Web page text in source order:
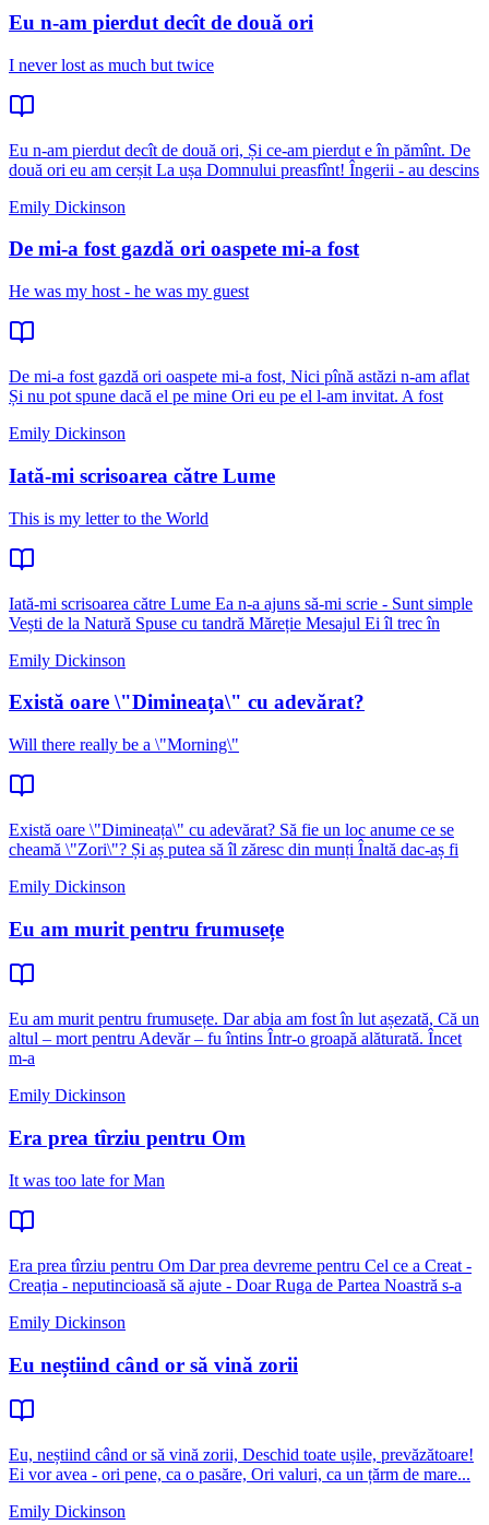
Eu n-am pierdut decît de două ori
I never lost as much but twice
Eu n-am pierdut decît de două ori, Și ce-am pierdut e în pămînt. De
două ori eu am cerșit La ușa Domnului preasfînt! Îngerii - au descins
Emily Dickinson
De mi-a fost gazdă ori oaspete mi-a fost
He was my host - he was my guest
De mi-a fost gazdă ori oaspete mi-a fost, Nici pînă astăzi n-am aflat
Și nu pot spune dacă el pe mine Ori eu pe el l-am invitat. A fost
Emily Dickinson
Iată-mi scrisoarea către Lume
This is my letter to the World
Iată-mi scrisoarea către Lume Ea n-a ajuns să-mi scrie - Sunt simple
Vești de la Natură Spuse cu tandră Măreție Mesajul Ei îl trec în
Emily Dickinson
Există oare \"Dimineața\" cu adevărat?
Will there really be a \"Morning\"
Există oare \"Dimineața\" cu adevărat? Să fie un loc anume ce se
cheamă \"Zori\"? Și aș putea să îl zăresc din munți Înaltă dac-aș fi
Emily Dickinson
Eu am murit pentru frumusețe
Eu am murit pentru frumusețe. Dar abia am fost în lut așezată, Că un
altul – mort pentru Adevăr – fu întins Într-o groapă alăturată. Încet
m-a
Emily Dickinson
Era prea tîrziu pentru Om
It was too late for Man
Era prea tîrziu pentru Om Dar prea devreme pentru Cel ce a Creat -
Creația - neputincioasă să ajute - Doar Ruga de Partea Noastră s-a
Emily Dickinson
Eu neștiind când or să vină zorii
Eu, neștiind când or să vină zorii, Deschid toate ușile, prevăzătoare!
Ei vor avea - ori pene, ca o pasăre, Ori valuri, ca un țărm de mare...
Emily Dickinson